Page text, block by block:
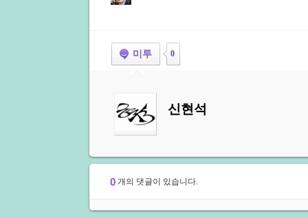
미투 0
신현석
0 개의 댓글이 있습니다.